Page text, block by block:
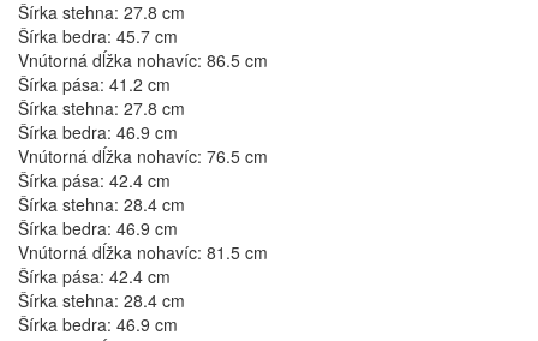
Šírka stehna: 27.8 cm
Šírka bedra: 45.7 cm
Vnútorná dĺžka nohavíc: 86.5 cm
Šírka pása: 41.2 cm
Šírka stehna: 27.8 cm
Šírka bedra: 46.9 cm
Vnútorná dĺžka nohavíc: 76.5 cm
Šírka pása: 42.4 cm
Šírka stehna: 28.4 cm
Šírka bedra: 46.9 cm
Vnútorná dĺžka nohavíc: 81.5 cm
Šírka pása: 42.4 cm
Šírka stehna: 28.4 cm
Šírka bedra: 46.9 cm